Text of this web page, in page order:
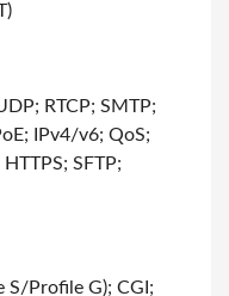
RTCP; SMTP;
IPv4/v6; QoS;
SFTP;
S/Profile G); CGI;